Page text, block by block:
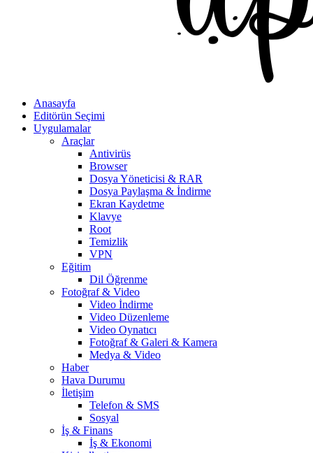
Anasayfa
Editörün Seçimi
Uygulamalar
Araçlar
Antivirüs
Browser
Dosya Yöneticisi & RAR
Dosya Paylaşma & İndirme
Ekran Kaydetme
Klavye
Root
Temizlik
VPN
Eğitim
Dil Öğrenme
Fotoğraf & Video
Video İndirme
Video Düzenleme
Video Oynatıcı
Fotoğraf & Galeri & Kamera
Medya & Video
Haber
Hava Durumu
İletişim
Telefon & SMS
Sosyal
İş & Finans
İş & Ekonomi